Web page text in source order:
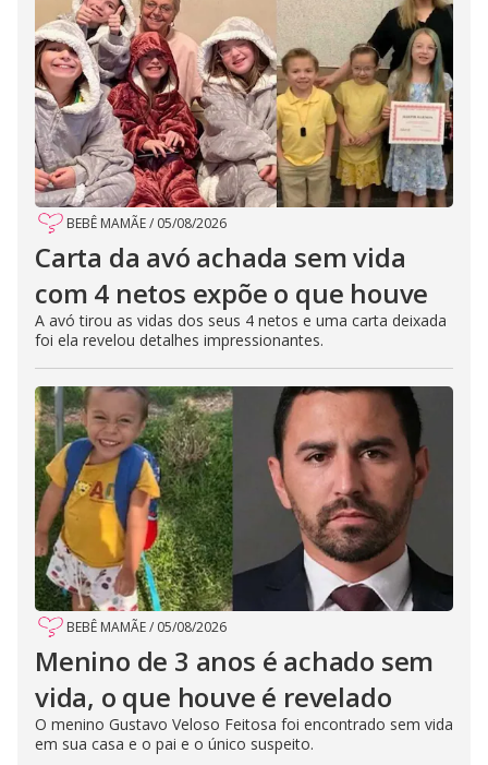
BEBÊ MAMÃE/ 05/08/2026
Carta da avó achada sem vida
com 4 netos expõe o que houve
A avó tirou as vidas dos seus 4 netos e uma carta deixada
foi ela revelou detalhes impressionantes.
BEBÊ MAMÃE/ 05/08/2026
Menino de 3 anos é achado sem
vida, o que houve é revelado
O menino Gustavo Veloso Feitosa foi encontrado sem vida
em sua casa e o pai e o único suspeito.